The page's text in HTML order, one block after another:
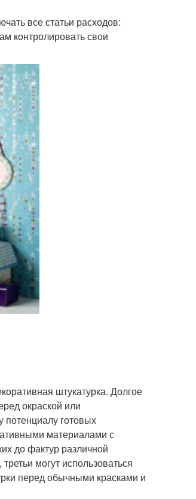
все статьи расходов:
контролировать свои
штукатурка. Долгое
окраской или
готовых
материалами с
до фактур различной
могут использоваться
перед обычными красками и